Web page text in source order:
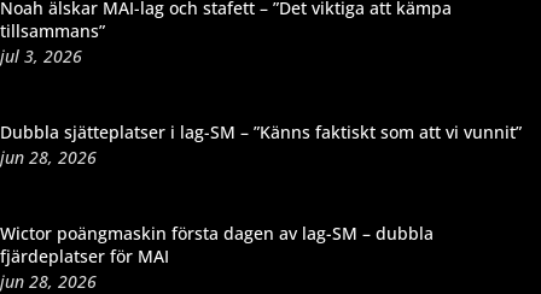
Noah älskar MAI-lag och stafett – ”Det viktiga att kämpa
tillsammans”
jul 3, 2026
Dubbla sjätteplatser i lag-SM – ”Känns faktiskt som att vi vunnit”
jun 28, 2026
Wictor poängmaskin första dagen av lag-SM – dubbla
fjärdeplatser för MAI
jun 28, 2026